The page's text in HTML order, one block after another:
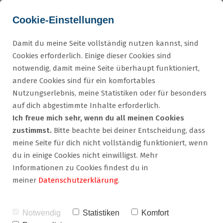
ÜBER MICH
Ich bin Iris Keller.
KOMMUNIKATIONSCOACH IN HAMBURG
Viele Menschen wissen genau, was sie wollen. Sie
sagen es nur nicht. Ich kenne das aus eigener
Erfahrung - und ich weiß, was möglich wird, wenn
man anfängt zu reden.
Cookie-Einstellungen
Damit du meine Seite vollständig nutzen kannst, sind
Cookies erforderlich. Einige dieser Cookies sind
notwendig, damit meine Seite überhaupt funktioniert,
andere Cookies sind für ein komfortables
Nutzungserlebnis, meine Statistiken oder für besonders
auf dich abgestimmte Inhalte erforderlich.
Ich freue mich sehr, wenn du all meinen Cookies
zustimmst. Bitte beachte bei deiner Entscheidung, dass
meine Seite für dich nicht vollständig funktioniert, wenn
du in einige Cookies nicht einwilligst. Mehr
Informationen zu Cookies findest du in
meiner Datenschutzerklärung.
Notwendig Statistiken
Komfort